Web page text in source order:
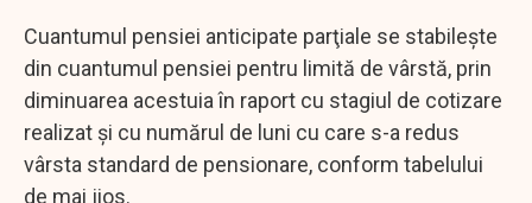
Cuantumul pensiei anticipate parţiale se stabileşte
din cuantumul pensiei pentru limită de vârstă, prin
diminuarea acestuia în raport cu stagiul de cotizare
realizat şi cu numărul de luni cu care s-a redus
vârsta standard de pensionare, conform tabelului
de mai jios.